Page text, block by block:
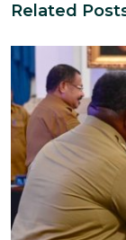
Related